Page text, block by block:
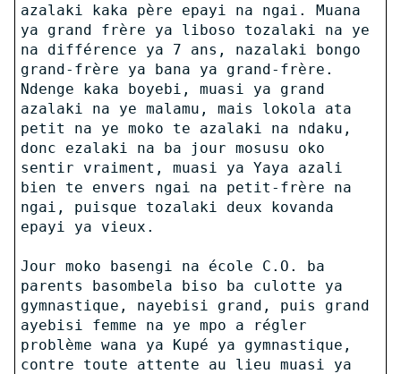
azalaki kaka père epayi na ngai. Muana
ya grand frère ya liboso tozalaki na ye
na différence ya 7 ans, nazalaki bongo
grand-frère ya bana ya grand-frère.
Ndenge kaka boyebi, muasi ya grand
azalaki na ye malamu, mais lokola ata
petit na ye moko te azalaki na ndaku,
donc ezalaki na ba jour mosusu oko
sentir vraiment, muasi ya Yaya azali
bien te envers ngai na petit-frère na
ngai, puisque tozalaki deux kovanda
epayi ya vieux.
Jour moko basengi na école C.O. ba
parents basombela biso ba culotte ya
gymnastique, nayebisi grand, puis grand
ayebisi femme na ye mpo a régler
problème wana ya Kupé ya gymnastique,
contre toute attente au lieu muasi ya